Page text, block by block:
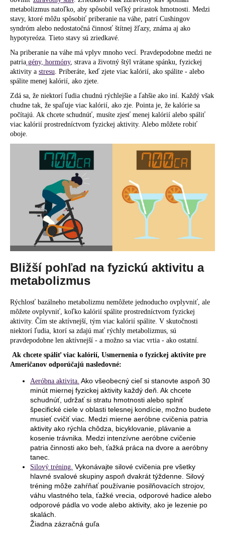
metabolizmus natoľko, aby spôsobil veľký prírastok hmotnosti. Medzi
stavy, ktoré môžu spôsobiť priberanie na váhe, patrí Cushingov
syndróm alebo nedostatočná činnosť štítnej žľazy, známa aj ako
hypotyreóza. Tieto stavy sú zriedkavé.
Na priberanie na váhe má vplyv mnoho vecí. Pravdepodobne medzi ne
patria gény, hormóny, strava a životný štýl vrátane spánku, fyzickej
aktivity a stresu. Priberáte, keď zjete viac kalórií, ako spálite - alebo
spálite menej kalórií, ako zjete.
Zdá sa, že niektorí ľudia chudnú rýchlejšie a ľahšie ako iní. Každý však
chudne tak, že spaľuje viac kalórií, ako zje. Pointa je, že kalórie sa
počítajú. Ak chcete schudnúť, musíte zjesť menej kalórií alebo spáliť
viac kalórií prostredníctvom fyzickej aktivity. Alebo môžete robiť
oboje.
Bližší pohľad na fyzickú aktivitu a
metabolizmus
Rýchlosť bazálneho metabolizmu nemôžete jednoducho ovplyvniť, ale
môžete ovplyvniť, koľko kalórií spálite prostredníctvom fyzickej
aktivity. Čím ste aktívnejší, tým viac kalórií spálite. V skutočnosti
niektorí ľudia, ktorí sa zdajú mať rýchly metabolizmus, sú
pravdepodobne len aktívnejší - a možno sa viac vrtia - ako ostatní.
Ak chcete spáliť viac kalórií, Usmernenia o fyzickej aktivite pre
Američanov odporúčajú nasledovné:
Aeróbna aktivita. Ako všeobecný cieľ si stanovte aspoň 30
minút miernej fyzickej aktivity každý deň. Ak chcete
schudnúť, udržať si stratu hmotnosti alebo splniť
špecifické ciele v oblasti telesnej kondície, možno budete
musieť cvičiť viac. Medzi mierne aeróbne cvičenia patria
aktivity ako rýchla chôdza, bicyklovanie, plávanie a
kosenie trávnika. Medzi intenzívne aeróbne cvičenie
patria činnosti ako beh, ťažká práca na dvore a aeróbny
tanec.
Silový tréning. Vykonávajte silové cvičenia pre všetky
hlavné svalové skupiny aspoň dvakrát týždenne. Silový
tréning môže zahŕňať používanie posilňovacích strojov,
váhu vlastného tela, ťažké vrecia, odporové hadice alebo
odporové pádla vo vode alebo aktivity, ako je lezenie po
skalách.
Žiadna zázračná guľa